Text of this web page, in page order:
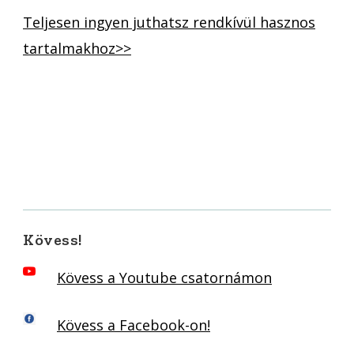
Teljesen ingyen juthatsz rendkívül hasznos
tartalmakhoz>>
Kövess!
Kövess a Youtube csatornámon
Kövess a Facebook-on!